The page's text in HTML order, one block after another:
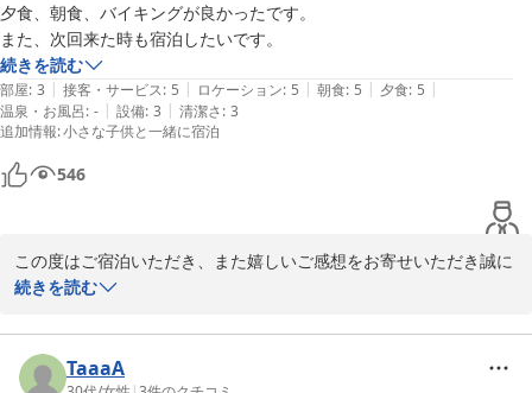
思い出となっておりましたら幸いです。
温かいご感想をお寄せいただきありがとうございました。またお会
いできます日をスタッフ一同心よりお待ちしております。
ホテルアベスト札幌
夕食、朝食、バイキングが良かったです。
また、次回来た時も宿泊したいです。
続きを読む
部屋: 3 | 接客・サービス: 5 | ロケーション: 5 | 朝食: 5 | 夕食: 5 |
温泉・お風呂: - | 設備: 3 | 清潔さ: 3
追加情報:小さな子供と一緒に宿泊
546
この度はご宿泊いただき、また嬉しいご感想をお寄せいただき誠に
ありがとうございます。
夕食・朝食のバイキングに満足いただけたようで大変嬉しく拝見い
たしました。お食事を楽しみにご宿泊されるお客様にもご満足いた
続きを読む
TaaaA